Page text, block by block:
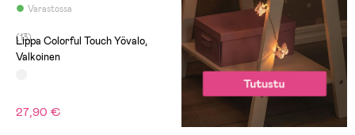
Varastossa
(13)
Lippa Colorful Touch Yövalo,
Valkoinen
27,90 €